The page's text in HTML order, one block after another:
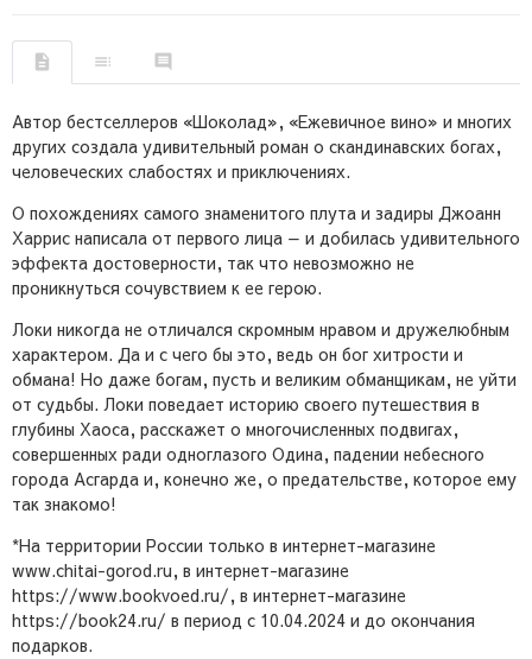
Автор бестселлеров «Шоколад», «Ежевичное вино» и многих
других создала удивительный роман о скандинавских богах,
человеческих слабостях и приключениях.
О похождениях самого знаменитого плута и задиры Джоанн
Харрис написала от первого лица — и добилась удивительного
эффекта достоверности, так что невозможно не
проникнуться сочувствием к ее герою.
Локи никогда не отличался скромным нравом и дружелюбным
характером. Да и с чего бы это, ведь он бог хитрости и
обмана! Но даже богам, пусть и великим обманщикам, не уйти
от судьбы. Локи поведает историю своего путешествия в
глубины Хаоса, расскажет о многочисленных подвигах,
совершенных ради одноглазого Одина, падении небесного
города Асгарда и, конечно же, о предательстве, которое ему
так знакомо!
*На территории России только в интернет-магазине
www.chitai-gorod.ru, в интернет-магазине
https://www.bookvoed.ru/, в интернет-магазине
https://book24.ru/ в период с 10.04.2024 и до окончания
подарков.